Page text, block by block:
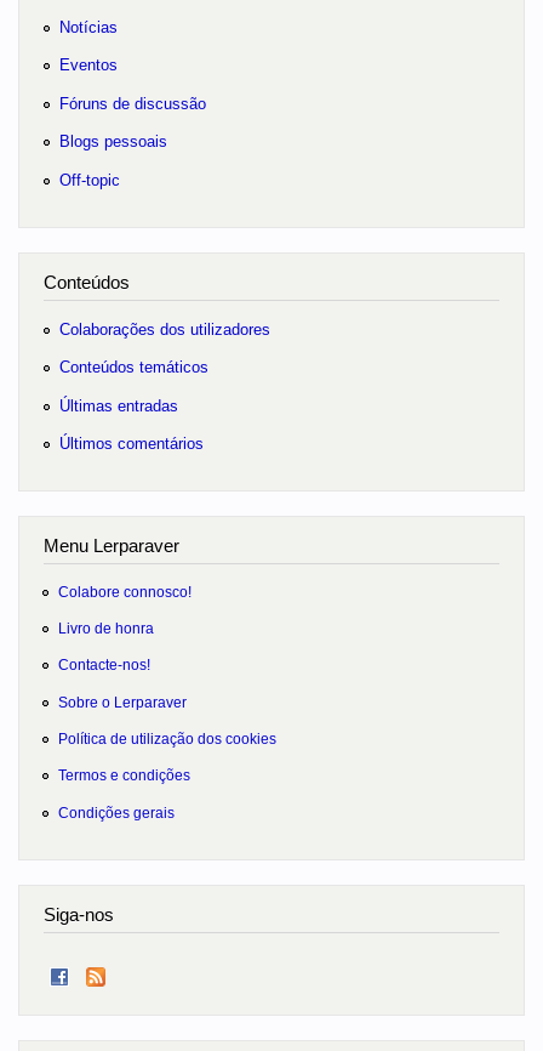
Notícias
Eventos
Fóruns de discussão
Blogs pessoais
Off-topic
Conteúdos
Colaborações dos utilizadores
Conteúdos temáticos
Últimas entradas
Últimos comentários
Menu Lerparaver
Colabore connosco!
Livro de honra
Contacte-nos!
Sobre o Lerparaver
Política de utilização dos cookies
Termos e condições
Condições gerais
Siga-nos